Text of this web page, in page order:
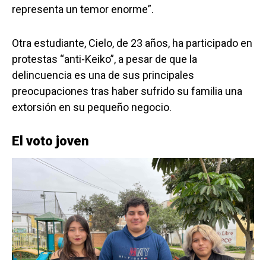
representa un temor enorme”.
Otra estudiante, Cielo, de 23 años, ha participado en
protestas “anti-Keiko”, a pesar de que la
delincuencia es una de sus principales
preocupaciones tras haber sufrido su familia una
extorsión en su pequeño negocio.
El voto joven